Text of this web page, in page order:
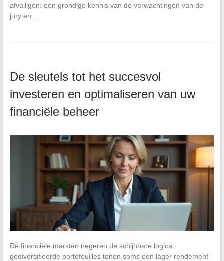
afvalligen: een grondige kennis van de verwachtingen van de
jury en…
De sleutels tot het succesvol
investeren en optimaliseren van uw
financiële beheer
De financiële markten negeren de schijnbare logica:
gediversifieerde portefeuilles tonen soms een lager rendement